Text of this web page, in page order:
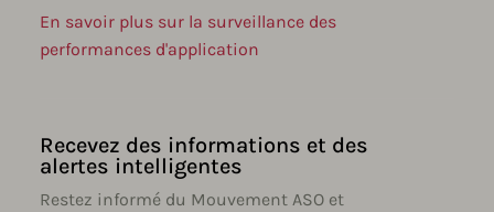
En savoir plus sur la surveillance des
performances d'application
Recevez des informations et des
alertes intelligentes
Restez informé du Mouvement ASO et